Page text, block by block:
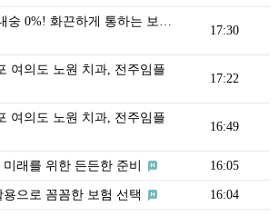
숭 0%! 화끈하게 통하는 보…
17:30
여의도 노원 치과, 전주임플
17:22
여의도 노원 치과, 전주임플
16:49
래를 위한 든든한 준비 16:05
으로 꼼꼼한 보험 선택 16:04